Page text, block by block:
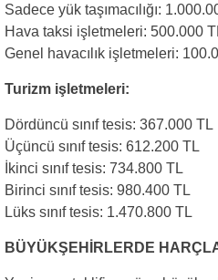
Sadece yük taşımacılığı:
Hava taksi işletmeleri: 500.000
Genel havacılık işletmeleri:
Turizm işletmeleri:
Dördüncü sınıf tesis: 367.000 TL
Üçüncü sınıf tesis: 612.200 TL
İkinci sınıf tesis: 734.800 TL
Birinci sınıf tesis: 980.400 TL
Lüks sınıf tesis: 1.470.800 TL
BÜYÜKŞEHİRLERDE